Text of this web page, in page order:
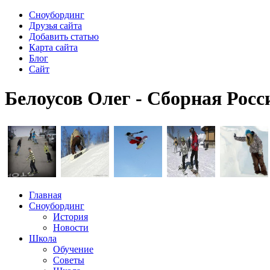
Сноубординг
Друзья сайта
Добавить статью
Карта сайта
Блог
Сайт
Белоусов Олег - Сборная
Главная
Сноубординг
История
Новости
Школа
Обучение
Советы